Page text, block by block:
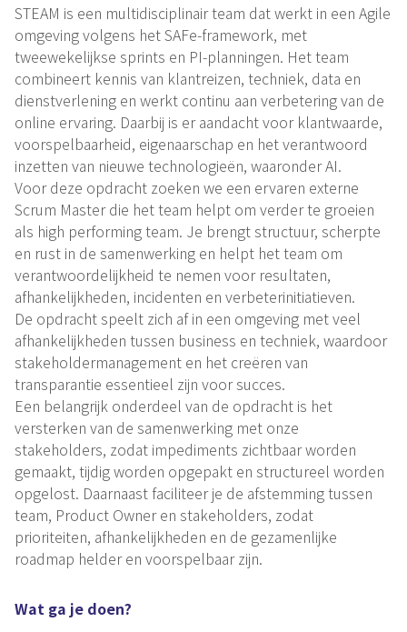
STEAM is een multidisciplinair team dat werkt in een Agile
omgeving volgens het SAFe-framework, met
tweewekelijkse sprints en PI-planningen. Het team
combineert kennis van klantreizen, techniek, data en
dienstverlening en werkt continu aan verbetering van de
online ervaring. Daarbij is er aandacht voor klantwaarde,
voorspelbaarheid, eigenaarschap en het verantwoord
inzetten van nieuwe technologieën, waaronder AI.
Voor deze opdracht zoeken we een ervaren externe
Scrum Master die het team helpt om verder te groeien
als high performing team. Je brengt structuur, scherpte
en rust in de samenwerking en helpt het team om
verantwoordelijkheid te nemen voor resultaten,
afhankelijkheden, incidenten en verbeterinitiatieven.
De opdracht speelt zich af in een omgeving met veel
afhankelijkheden tussen business en techniek, waardoor
stakeholdermanagement en het creëren van
transparantie essentieel zijn voor succes.
Een belangrijk onderdeel van de opdracht is het
versterken van de samenwerking met onze
stakeholders, zodat impediments zichtbaar worden
gemaakt, tijdig worden opgepakt en structureel worden
opgelost. Daarnaast faciliteer je de afstemming tussen
team, Product Owner en stakeholders, zodat
prioriteiten, afhankelijkheden en de gezamenlijke
roadmap helder en voorspelbaar zijn.
Wat ga je doen?